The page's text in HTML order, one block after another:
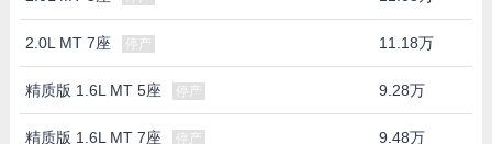
2.0L MT 7座 停产 11.18万
精质版 1.6L MT 5座 停产 9.28万
精质版 1.6L MT 7座 停产 9.48万